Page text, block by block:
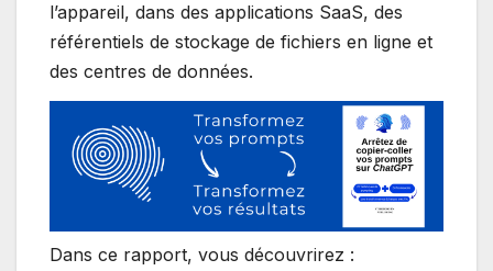
l’appareil, dans des applications SaaS, des
référentiels de stockage de fichiers en ligne et
des centres de données.
Dans ce rapport, vous découvrirez :